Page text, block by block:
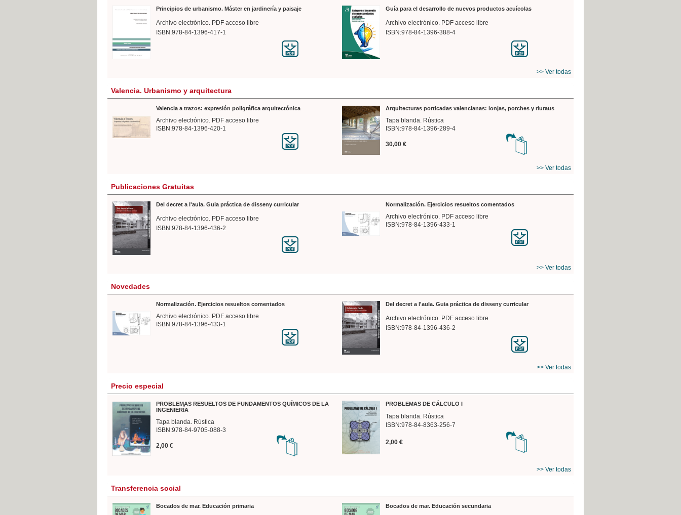
Principios de urbanismo. Máster en jardinería y paisaje
Archivo electrónico. PDF acceso libre
ISBN:978-84-1396-417-1
Guía para el desarrollo de nuevos productos acuícolas
Archivo electrónico. PDF acceso libre
ISBN:978-84-1396-388-4
>> Ver todas
Valencia. Urbanismo y arquitectura
Valencia a trazos: expresión poligráfica arquitectónica
Archivo electrónico. PDF acceso libre
ISBN:978-84-1396-420-1
Arquitecturas porticadas valencianas: lonjas, porches y riuraus
Tapa blanda. Rústica
ISBN:978-84-1396-289-4
30,00 €
>> Ver todas
Publicaciones Gratuitas
Del decret a l'aula. Guia práctica de disseny curricular
Archivo electrónico. PDF acceso libre
ISBN:978-84-1396-436-2
Normalización. Ejercicios resueltos comentados
Archivo electrónico. PDF acceso libre
ISBN:978-84-1396-433-1
>> Ver todas
Novedades
Normalización. Ejercicios resueltos comentados
Archivo electrónico. PDF acceso libre
ISBN:978-84-1396-433-1
Del decret a l'aula. Guia práctica de disseny curricular
Archivo electrónico. PDF acceso libre
ISBN:978-84-1396-436-2
>> Ver todas
Precio especial
PROBLEMAS RESUELTOS DE FUNDAMENTOS QUÍMICOS DE LA
INGENIERÍA
Tapa blanda. Rústica
ISBN:978-84-9705-088-3
2,00 €
PROBLEMAS DE CÁLCULO I
Tapa blanda. Rústica
ISBN:978-84-8363-256-7
2,00 €
>> Ver todas
Transferencia social
Bocados de mar. Educación primaria Bocados de mar. Educación secundaria